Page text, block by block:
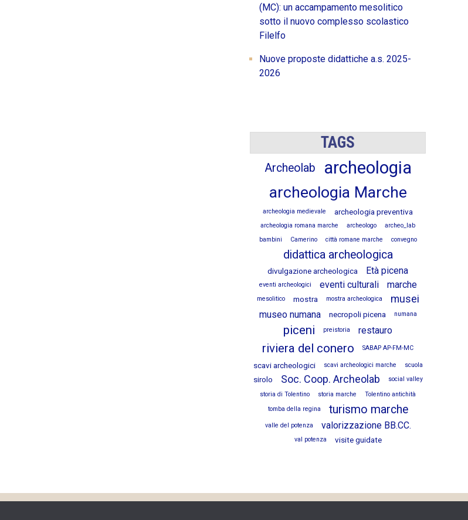
(MC): un accampamento mesolitico
sotto il nuovo complesso scolastico
Filelfo
Nuove proposte didattiche a.s. 2025-
2026
TAGS
Archeolab archeologia
archeologia Marche
archeologia medievale archeologia preventiva
archeologia romana marche archeologo
archeo_lab
bambini
Camerino città romane marche convegno
didattica archeologica
divulgazione archeologica Età picena
eventi archeologici eventi culturali marche
mesolitico mostra mostra archeologica musei
museo numana necropoli picena numana
piceni preistoria restauro
riviera del conero SABAP AP-FM-MC
scavi archeologici scavi archeologici marche scuola
sirolo Soc. Coop. Archeolab
social valley
storia di Tolentino
storia marche
Tolentino antichità
tomba della regina
turismo marche
valle del potenza valorizzazione BB.CC.
val potenza visite guidate